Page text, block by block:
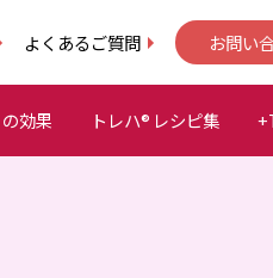
よくあるご質問 お問い
の効果 トレハ® レシピ集